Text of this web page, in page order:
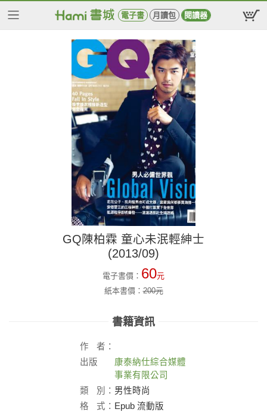
電子書 月讀包 閱讀器
GQ陳柏霖 童心未泯輕紳士
(2013/09)
電子書價： 60元
紙本書價：200元
書籍資訊
作
者：
出版
康泰納仕綜合媒體
事業有限公司
類
別： 男性時尚
格
式： Epub 流動版